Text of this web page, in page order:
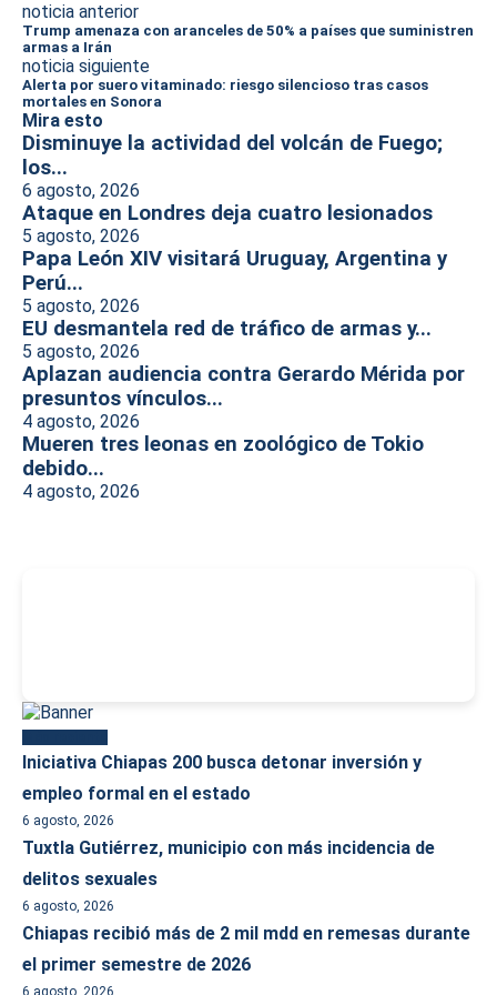
noticia anterior
Trump amenaza con aranceles de 50% a países que suministren
armas a Irán
noticia siguiente
Alerta por suero vitaminado: riesgo silencioso tras casos
mortales en Sonora
Mira esto
Disminuye la actividad del volcán de Fuego;
los...
6 agosto, 2026
Ataque en Londres deja cuatro lesionados
5 agosto, 2026
Papa León XIV visitará Uruguay, Argentina y
Perú...
5 agosto, 2026
EU desmantela red de tráfico de armas y...
5 agosto, 2026
Aplazan audiencia contra Gerardo Mérida por
presuntos vínculos...
4 agosto, 2026
Mueren tres leonas en zoológico de Tokio
debido...
4 agosto, 2026
Iniciativa Chiapas 200 busca detonar inversión y
empleo formal en el estado
6 agosto, 2026
Tuxtla Gutiérrez, municipio con más incidencia de
delitos sexuales
6 agosto, 2026
Chiapas recibió más de 2 mil mdd en remesas durante
el primer semestre de 2026
6 agosto, 2026